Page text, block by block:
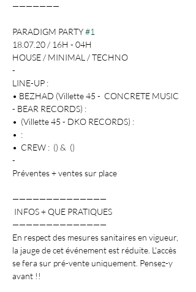
———————
PARADIGM PARTY #1
18.07.20 / 16H - 04H
HOUSE / MINIMAL / TECHNO
-
LINE-UP :
• BEZHAD (Villette 45 -  CONCRETE MUSIC
- BEAR RECORDS) :
• (Villette 45 - DKO RECORDS) :
• :
• CREW : () & ()
-
Préventes + ventes sur place
——————————————
——————————————
En respect des mesures sanitaires en vigueur,
la jauge de cet événement est réduite. L'accès
se fera sur pré-vente uniquement. Pensez-y
avant !!